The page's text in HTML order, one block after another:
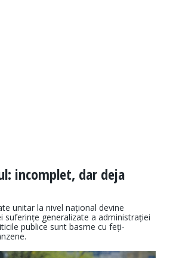
incomplet, dar deja
unitar la nivel național devine
suferințe generalizate a administrației
publice sunt basme cu feți-